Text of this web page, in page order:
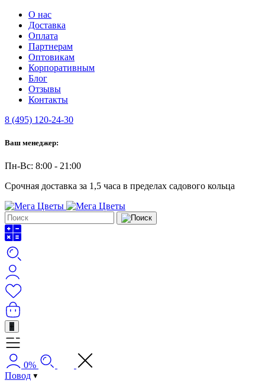
О нас
Доставка
Оплата
Партнерам
Оптовикам
Корпоративным
Блог
Отзывы
Контакты
8 (495) 120-24-30
Ваш менеджер:
Пн-Вс: 8:00 - 21:00
Срочная доставка за 1,5 часа в пределах садового кольца
+
0%
Повод